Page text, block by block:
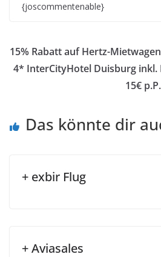
{joscommentenable}
15% Rabatt auf Hertz-
4* InterCityHotel Duisburg
15€
Das könnte dir
+ exbir Flug
+ Aviasales